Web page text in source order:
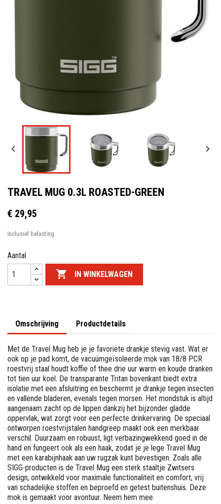
 
TRAVEL MUG 0.3L ROASTED-GREEN
€ 29,95
Inclusief belasting
Aantal
 IN WINKELWAGEN
Omschrijving Productdetails
Met de Travel Mug heb je je favoriete drankje stevig vast. Wat er
ook op je pad komt, de vacuümgeïsoleerde mok van 18/8 PCR
roestvrij staal houdt koffie of thee drie uur warm en koude dranken
tot tien uur koel. De transparante Tritan bovenkant biedt extra
isolatie met een afsluitring en beschermt je drankje tegen insecten
en vallende bladeren, evenals tegen morsen. Het mondstuk is altijd
aangenaam zacht op de lippen dankzij het bijzonder gladde
oppervlak, wat zorgt voor een perfecte drinkervaring. De speciaal
ontworpen roestvrijstalen handgreep maakt ook een merkbaar
verschil. Duurzaam en robuust, ligt verbazingwekkend goed in de
hand en fungeert ook als een haak, zodat je je lege Travel Mug
met een karabijnhaak aan uw rugzak kunt bevestigen. Zoals alle
SIGG-producten is de Travel Mug een sterk staaltje Zwitsers
design, ontwikkeld voor maximale functionaliteit en comfort, vrij
van schadelijke stoffen en beproefd en getest buitenshuis. Deze
mok is gemaakt voor avontuur. Neem hem mee.